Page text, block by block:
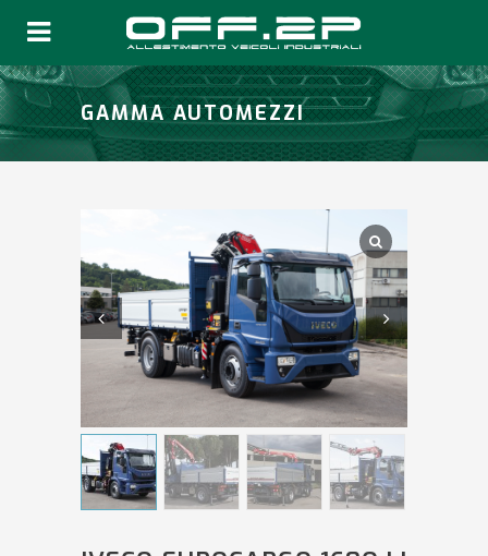
GAMMA AUTOMEZZI